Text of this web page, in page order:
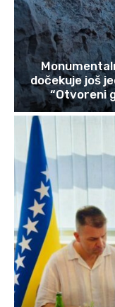
dočekuje još
“Otvoreni